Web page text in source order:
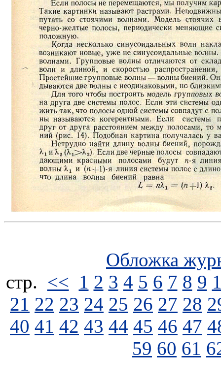
Обложка
стp. << 1 2 3 4 5 6 7 8 9
21 22 23 24 25 26 27 28
40 41 42 43 44 45 46 47
59 60 61